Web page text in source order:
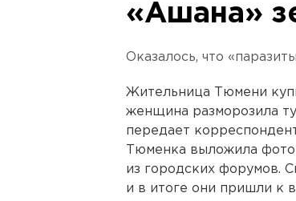
«Ашана»
Оказалось, что
Жительница Тюмени
женщина разморозила
передает
Тюменка выложила
из городских форумов.
и в итоге они пришли к